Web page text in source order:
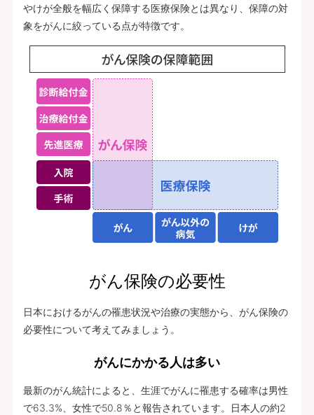
やけが全般を幅広く保障する医療保険とは異なり、保障の対
象をがんに絞っている点が特徴です。
がん保険の必要性
日本におけるがんの罹患状況や治療の実態から、がん保険の
必要性について考えてみましょう。
がんにかかる人は多い
最新のがん統計によると、生涯でがんに罹患する確率は男性
で63.3%、女性で50.8％と報告されています。日本人の約2